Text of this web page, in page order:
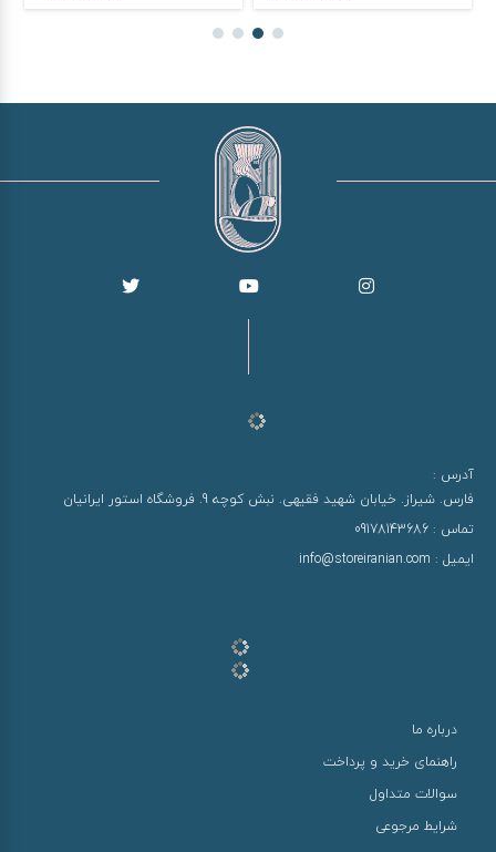
آدرس :
فارس. شیراز. خیابان شهید فقیهی. نبش کوچه 9. فروشگاه استور ایرانیان
تماس : 09178143686
ایمیل : info@storeiranian.com
درباره ما
راهنمای خرید و پرداخت
سوالات متداول
شرایط مرجوعی